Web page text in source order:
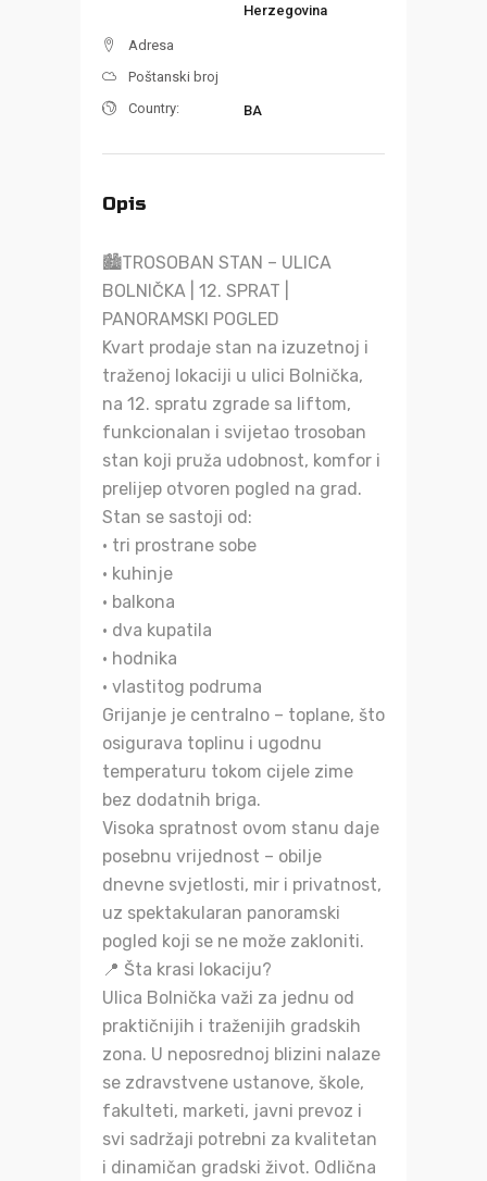
Herzegovina
Adresa
Poštanski broj
Country:
BA
Opis
🏙️TROSOBAN STAN – ULICA
BOLNIČKA | 12. SPRAT |
PANORAMSKI POGLED
Kvart prodaje stan na izuzetnoj i
traženoj lokaciji u ulici Bolnička,
na 12. spratu zgrade sa liftom,
funkcionalan i svijetao trosoban
stan koji pruža udobnost, komfor i
prelijep otvoren pogled na grad.
Stan se sastoji od:
• tri prostrane sobe
• kuhinje
• balkona
• dva kupatila
• hodnika
• vlastitog podruma
Grijanje je centralno – toplane, što
osigurava toplinu i ugodnu
temperaturu tokom cijele zime
bez dodatnih briga.
Visoka spratnost ovom stanu daje
posebnu vrijednost – obilje
dnevne svjetlosti, mir i privatnost,
uz spektakularan panoramski
pogled koji se ne može zakloniti.
📍 Šta krasi lokaciju?
Ulica Bolnička važi za jednu od
praktičnijih i traženijih gradskih
zona. U neposrednoj blizini nalaze
se zdravstvene ustanove, škole,
fakulteti, marketi, javni prevoz i
svi sadržaji potrebni za kvalitetan
i dinamičan gradski život. Odlična